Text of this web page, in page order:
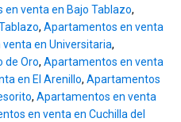
venta en Bajo Tablazo,
, Apartamentos en venta
en Universitaria,
de Oro, Apartamentos en venta
en El Arenillo, Apartamentos
, Apartamentos en venta
en venta en Cuchilla del